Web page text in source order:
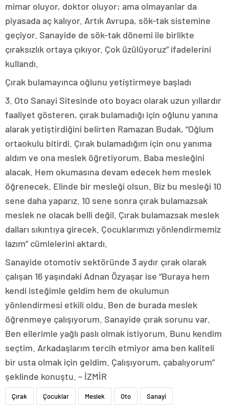
mimar oluyor, doktor oluyor; ama olmayanlar da
piyasada aç kalıyor. Artık Avrupa, sök-tak sistemine
geçiyor. Sanayide de sök-tak dönemi ile birlikte
çıraksızlık ortaya çıkıyor. Çok üzülüyoruz” ifadelerini
kullandı.
Çırak bulamayınca oğlunu yetiştirmeye başladı
3. Oto Sanayi Sitesinde oto boyacı olarak uzun yıllardır
faaliyet gösteren, çırak bulamadığı için oğlunu yanına
alarak yetiştirdiğini belirten Ramazan Budak, “Oğlum
ortaokulu bitirdi. Çırak bulamadığım için onu yanıma
aldım ve ona meslek öğretiyorum. Baba mesleğini
alacak. Hem okumasına devam edecek hem meslek
öğrenecek. Elinde bir mesleği olsun. Biz bu mesleği 10
sene daha yaparız. 10 sene sonra çırak bulamazsak
meslek ne olacak belli değil. Çırak bulamazsak meslek
dalları sıkıntıya girecek. Çocuklarımızı yönlendirmemiz
lazım” cümlelerini aktardı.
Sanayide otomotiv sektöründe 3 aydır çırak olarak
çalışan 16 yaşındaki Adnan Özyaşar ise “Buraya hem
kendi isteğimle geldim hem de okulumun
yönlendirmesi etkili oldu. Ben de burada meslek
öğrenmeye çalışıyorum. Sanayide çırak sorunu var.
Ben ellerimle yağlı paslı olmak istiyorum. Bunu kendim
seçtim. Arkadaşlarım tercih etmiyor ama ben kaliteli
bir usta olmak için geldim. Çalışıyorum, çabalıyorum”
şeklinde konuştu. – İZMİR
Çırak Çocuklar Meslek Oto Sanayi